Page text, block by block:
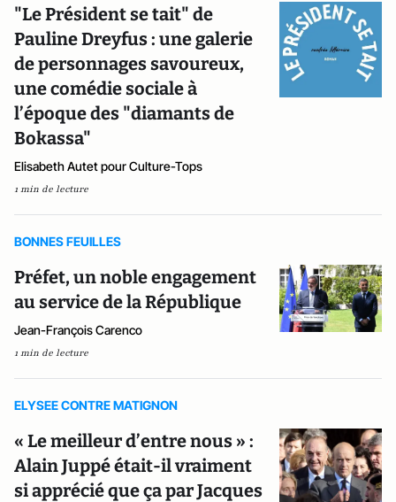
"Le Président se tait" de
Pauline Dreyfus : une galerie
de personnages savoureux,
une comédie sociale à
l’époque des "diamants de
Bokassa"
Elisabeth Autet pour Culture-Tops
1 min de lecture
BONNES FEUILLES
Préfet, un noble engagement
au service de la République
Jean-François Carenco
1 min de lecture
ELYSEE CONTRE MATIGNON
« Le meilleur d’entre nous » :
Alain Juppé était-il vraiment
si apprécié que ça par Jacques